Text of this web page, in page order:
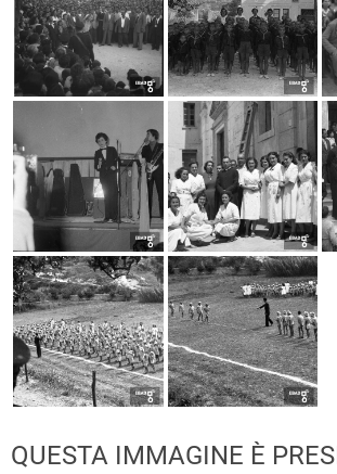
QUESTA IMMAGINE È